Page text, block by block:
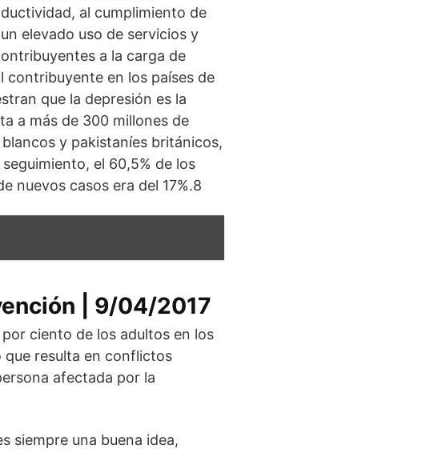
al cumplimiento de
elevado uso de servicios y
a la carga de
contribuyente en los países de
que la depresión es la
a más de 300 millones de
y pakistaníes británicos,
el 60,5% de los
nuevos casos era del 17%.8
| 9/04/2017
ciento de los adultos en los
que resulta en conflictos
afectada por la
siempre una buena idea,